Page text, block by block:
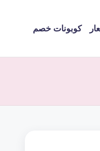
كوبونات خصم